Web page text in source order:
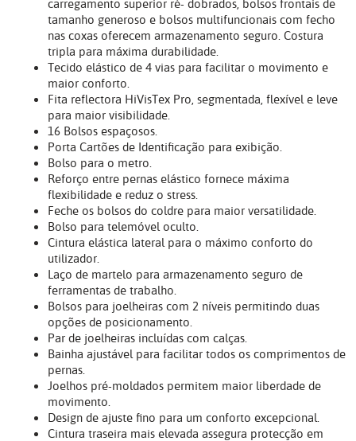
carregamento superior ré- dobrados, bolsos frontais de
tamanho generoso e bolsos multifuncionais com fecho
nas coxas oferecem armazenamento seguro. Costura
tripla para máxima durabilidade.
Tecido elástico de 4 vias para facilitar o movimento e
maior conforto.
Fita reflectora HiVisTex Pro, segmentada, flexível e leve
para maior visibilidade.
16 Bolsos espaçosos.
Porta Cartões de Identificação para exibição.
Bolso para o metro.
Reforço entre pernas elástico fornece máxima
flexibilidade e reduz o stress.
Feche os bolsos do coldre para maior versatilidade.
Bolso para telemóvel oculto.
Cintura elástica lateral para o máximo conforto do
utilizador.
Laço de martelo para armazenamento seguro de
ferramentas de trabalho.
Bolsos para joelheiras com 2 níveis permitindo duas
opções de posicionamento.
Par de joelheiras incluídas com calças.
Bainha ajustável para facilitar todos os comprimentos de
pernas.
Joelhos pré-moldados permitem maior liberdade de
movimento.
Design de ajuste fino para um conforto excepcional.
Cintura traseira mais elevada assegura protecção em